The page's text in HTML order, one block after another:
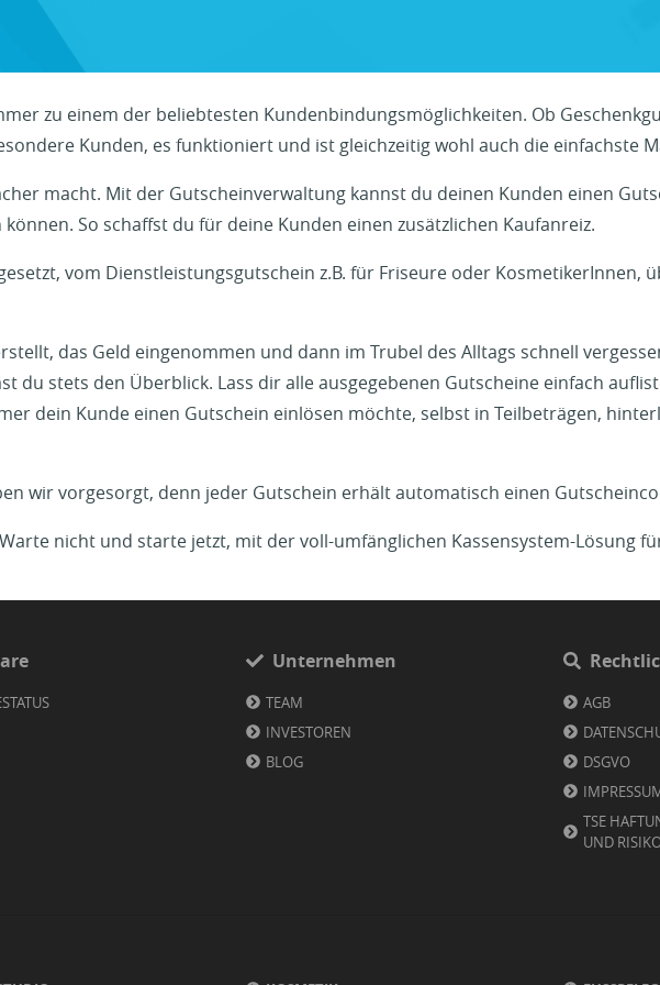
zu einem der beliebtesten Kundenbindungsmöglichkeiten. Ob
Kunden, es funktioniert und ist gleichzeitig wohl auch die einfachste
macht. Mit der Gutscheinverwaltung kannst du deinen Kunden einen
So schaffst du für deine Kunden einen zusätzlichen Kaufanreiz.
vom Dienstleistungsgutschein z.B. für Friseure oder KosmetikerInnen,
das Geld eingenommen und dann im Trubel des Alltags schnell
du stets den Überblick. Lass dir alle ausgegebenen Gutscheine einfach
dein Kunde einen Gutschein einlösen möchte, selbst in Teilbeträgen,
wir vorgesorgt, denn jeder Gutschein erhält automatisch einen
nicht und starte jetzt, mit der voll-umfänglichen Kassensystem-Lösung
Unternehmen
TEAM
INVESTOREN
BLOG
AGB
DSGVO
TSE
UND